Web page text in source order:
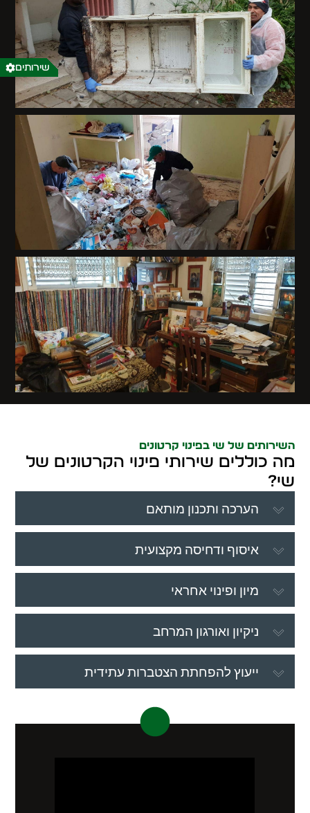
השירותים של שי בפינוי קרטונים
מה כוללים שירותי פינוי הקרטונים של
שי?
הערכה ותכנון מותאם
איסוף ודחיסה מקצועית
מיון ופינוי אחראי
ניקיון ואורגון המרחב
ייעוץ להפחתת הצטברות עתידית
שירותים